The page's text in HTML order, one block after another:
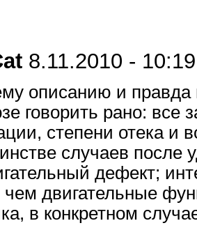
8.11.2010 - 10:19
описанию и правда
говорить рано: все
степени отекаи
случаев после
дефект;
чем двигательные
, в конкретном